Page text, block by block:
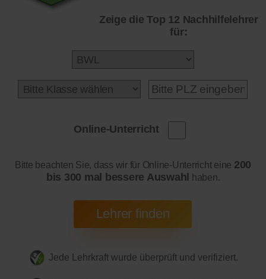
Zeige die Top 12 Nachhilfelehrer
für:
Online-Unterricht
Bitte beachten Sie, dass wir für Online-Unterricht eine 200
bis 300 mal bessere Auswahl haben.
Jede Lehrkraft wurde überprüft und verifiziert.